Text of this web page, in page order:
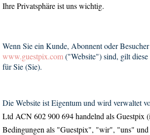
Ihre Privatsphäre ist uns wichtig.
Wenn Sie ein Kunde, Abonnent oder
www.guestpix.com("Website") sind, gilt
für Sie (Sie).
Die Website ist Eigentum und wird verwaltet
Ltd ACN 602 900 694 handelnd als Guestpix
Bedingungen als "Guestpix", "wir", "uns" und